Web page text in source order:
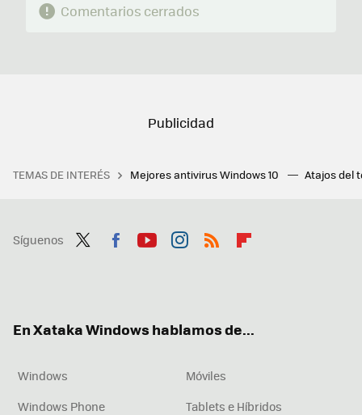
Comentarios cerrados
TEMAS DE INTERÉS Mejores antivirus Windows 10 Atajos del
Síguenos
En Xataka Windows hablamos de...
Windows
Móviles
Windows Phone
Tablets e Híbridos